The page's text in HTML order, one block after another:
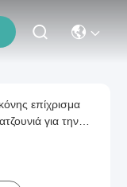
επίχρισμα
για την